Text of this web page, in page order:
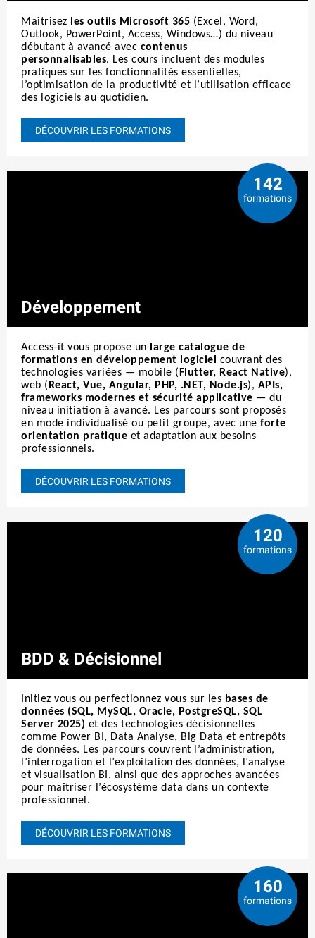
Maîtrisez les outils Microsoft 365 (Excel, Word,
Outlook, PowerPoint, Access, Windows…) du niveau
débutant à avancé avec contenus
personnalisables. Les cours incluent des modules
pratiques sur les fonctionnalités essentielles,
l’optimisation de la productivité et l’utilisation efficace
des logiciels au quotidien.
DÉCOUVRIR LES FORMATIONS
142
formations
Développement
Access-it vous propose un
large catalogue de
formations en développement logiciel
couvrant des
technologies variées — mobile ( Flutter, React Native),
web ( React, Vue, Angular, PHP, .NET, Node.js), APIs,
frameworks modernes et sécurité applicative — du
niveau initiation à avancé. Les parcours sont proposés
en mode individualisé ou petit groupe, avec une forte
orientation pratique et adaptation aux besoins
professionnels.
DÉCOUVRIR LES FORMATIONS
120
formations
BDD & Décisionnel
Initiez vous ou perfectionnez vous sur les bases de
données (SQL, MySQL, Oracle, PostgreSQL, SQL
Server 2025) et des technologies décisionnelles
comme Power BI, Data Analyse, Big Data et entrepôts
de données. Les parcours couvrent l’administration,
l’interrogation et l’exploitation des données, l’analyse
et visualisation BI, ainsi que des approches avancées
pour maîtriser l’écosystème data dans un contexte
professionnel.
DÉCOUVRIR LES FORMATIONS
160
formations